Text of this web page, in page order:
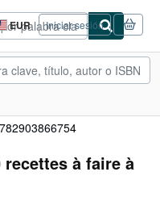
EUR
Preferencias
de
compra
del
Iniciar sesión
à faire à